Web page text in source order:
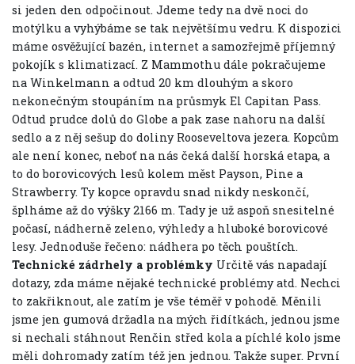
si jeden den odpočinout. Jdeme tedy na dvě noci do
motýlku a vyhýbáme se tak největšímu vedru. K dispozici
máme osvěžující bazén, internet a samozřejmě příjemný
pokojík s klimatizací. Z Mammothu dále pokračujeme
na Winkelmann a odtud 20 km dlouhým a skoro
nekonečným stoupáním na průsmyk El Capitan Pass.
Odtud prudce dolů do Globe a pak zase nahoru na další
sedlo a z něj sešup do doliny Rooseveltova jezera. Kopcům
ale není konec, neboť na nás čeká další horská etapa, a
to do borovicových lesů kolem měst Payson, Pine a
Strawberry. Ty kopce opravdu snad nikdy neskončí,
šplháme až do výšky 2166 m. Tady je už aspoň snesitelné
počasí, nádherně zeleno, výhledy a hluboké borovicové
lesy. Jednoduše řečeno: nádhera po těch pouštích.
Technické zádrhely a problémky Určitě vás napadají
dotazy, zda máme nějaké technické problémy atd. Nechci
to zakřiknout, ale zatím je vše téměř v pohodě. Měnili
jsme jen gumová držadla na mých řidítkách, jednou jsme
si nechali stáhnout Renčin střed kola a píchlé kolo jsme
měli dohromady zatím též jen jednou. Takže super. První